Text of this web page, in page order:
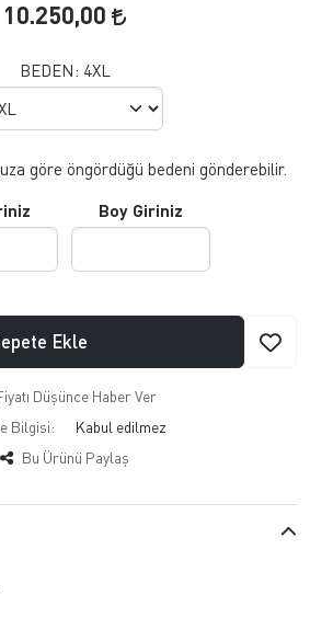
10.250,00
BEDEN: 4XL
göre öngördüğü bedeni gönderebilir.
Boy Giriniz
Ekle
Düşünce Haber Ver
Bilgisi:
Bu Ürünü Paylaş